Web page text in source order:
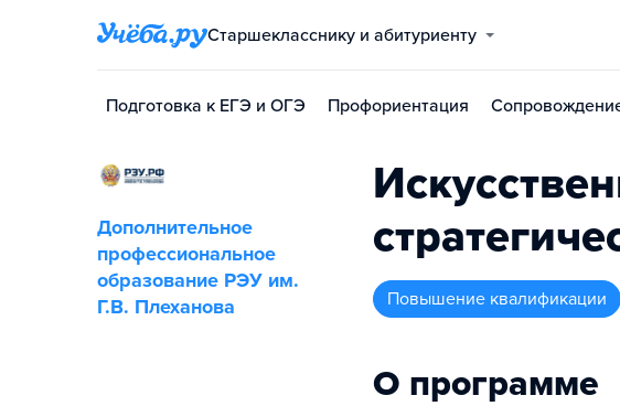
Старшекласснику и абитуриенту
Подготовка к ЕГЭ и ОГЭ Профориентация
Дополнительное
профессиональное
образование РЭУ им.
Г.В. Плеханова
повышение квалификации
О программе